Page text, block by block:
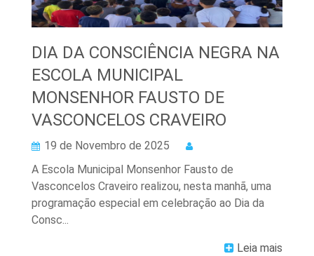
DIA DA CONSCIÊNCIA NEGRA NA
ESCOLA MUNICIPAL
MONSENHOR FAUSTO DE
VASCONCELOS CRAVEIRO
19 de Novembro de 2025
A Escola Municipal Monsenhor Fausto de
Vasconcelos Craveiro realizou, nesta manhã, uma
programação especial em celebração ao Dia da
Consc...
Leia mais